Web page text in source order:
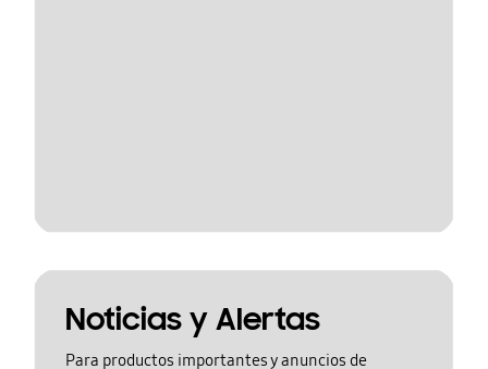
Noticias y Alertas
Para productos importantes y anuncios de